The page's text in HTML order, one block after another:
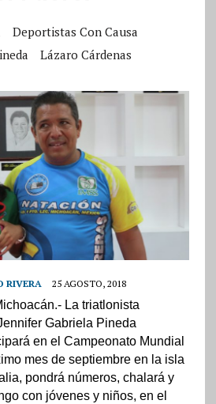
Deportistas Con Causa
Lázaro Cárdenas
RIVERA 25 AGOSTO, 2018
La triatlonista
Gabriela Pineda
en el Campeonato Mundial
mes de septiembre en la isla
pondrá números, chalará y
con jóvenes y niños, en el